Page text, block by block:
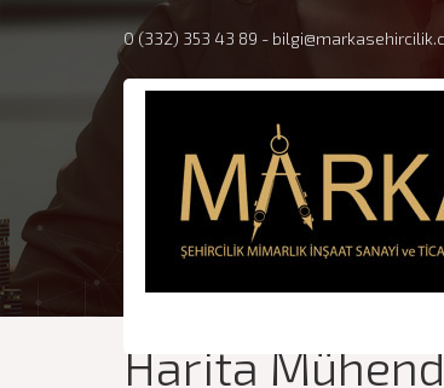
0 (332) 353 43 89 -
Harita